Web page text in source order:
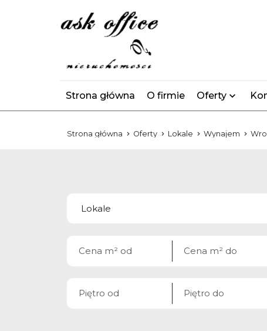
Strona główna O firmie Oferty
Strona główna Oferty Lokale Wynajem